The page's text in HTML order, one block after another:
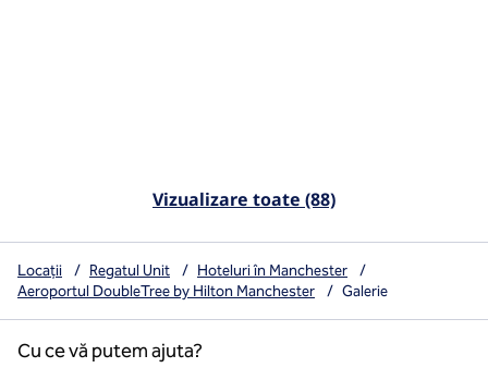
Vizualizare toate (88)
Locații / Regatul Unit / Hoteluri în Manchester
/
Aeroportul DoubleTree by Hilton Manchester
/ Galerie
Cu ce vă putem ajuta?